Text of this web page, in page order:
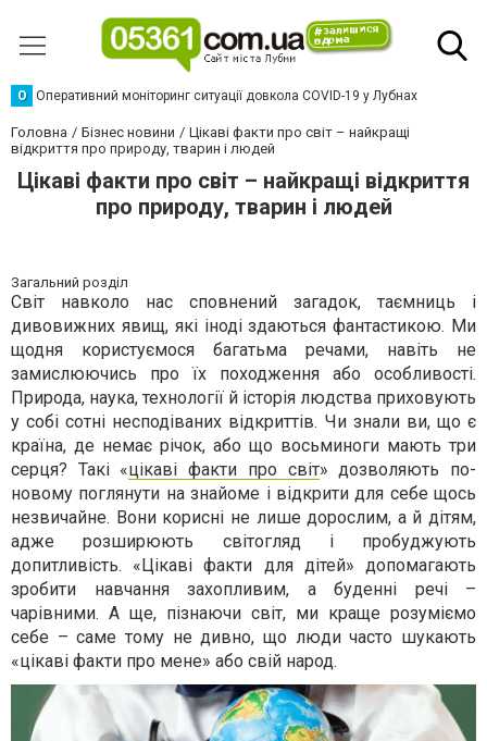
О Оперативний моніторинг ситуації довкола COVID-19 у Лубнах
Головна Бізнес новини
Цікаві факти про світ – найкращі
відкриття про природу, тварин і людей
Цікаві факти про світ – найкращі відкриття
про природу, тварин і людей
Загальний розділ
Світ навколо нас сповнений загадок, таємниць і
дивовижних явищ, які іноді здаються фантастикою. Ми
щодня користуємося багатьма речами, навіть не
замислюючись про їх походження або особливості.
Природа, наука, технології й історія людства приховують
у собі сотні несподіваних відкриттів. Чи знали ви, що є
країна, де немає річок, або що восьминоги мають три
серця? Такі «цікаві факти про світ» дозволяють по-
новому поглянути на знайоме і відкрити для себе щось
незвичайне. Вони корисні не лише дорослим, а й дітям,
адже розширюють світогляд і пробуджують
допитливість. «Цікаві факти для дітей» допомагають
зробити навчання захопливим, а буденні речі –
чарівними. А ще, пізнаючи світ, ми краще розуміємо
себе – саме тому не дивно, що люди часто шукають
«цікаві факти про мене» або свій народ.